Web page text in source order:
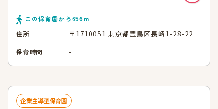
この保育園から656ｍ
住所
〒1710051 東京都豊島区長崎1-28-22
保育時間 -
企業主導型保育園